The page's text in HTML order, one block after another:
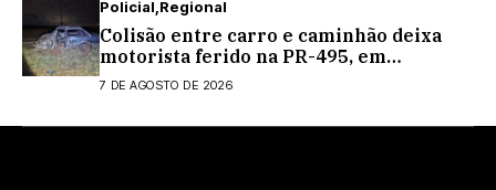
Policial Regional
Colisão entre carro e caminhão deixa
motorista ferido na PR-495, em
Medianeira
7 DE AGOSTO DE 2026